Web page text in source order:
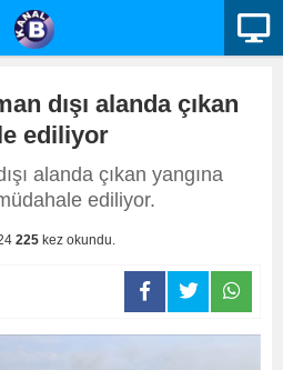
dışı alanda çıkan
ediliyor
alanda çıkan yangına
ediliyor.
225 kez okundu.